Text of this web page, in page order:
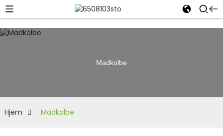
Madkolbe
Hjem Madkolbe